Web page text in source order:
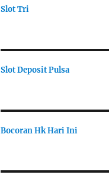
Slot Tri
Slot Deposit Pulsa
Bocoran Hk Hari Ini